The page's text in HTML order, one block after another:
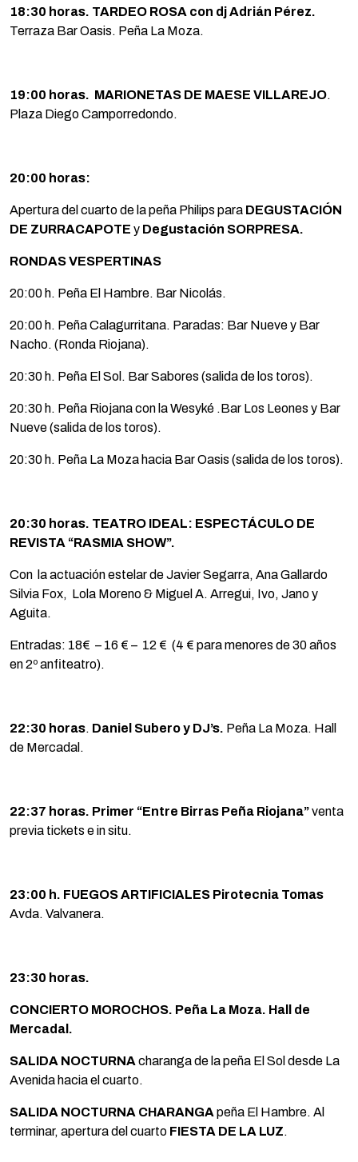
18:30 horas. TARDEO ROSA con dj Adrián Pérez.
Terraza Bar Oasis. Peña La Moza.
19:00 horas. MARIONETAS DE MAESE VILLAREJO.
Plaza Diego Camporredondo.
20:00 horas:
Apertura del cuarto de la peña Philips para DEGUSTACIÓN
DE ZURRACAPOTE y Degustación SORPRESA.
RONDAS VESPERTINAS
20:00 h. Peña El Hambre. Bar Nicolás.
20:00 h. Peña Calagurritana. Paradas: Bar Nueve y Bar
Nacho. (Ronda Riojana).
20:30 h. Peña El Sol. Bar Sabores (salida de los toros).
20:30 h. Peña Riojana con la Wesyké .Bar Los Leones y Bar
Nueve (salida de los toros).
20:30 h. Peña La Moza hacia Bar Oasis (salida de los toros).
20:30 horas. TEATRO IDEAL: ESPECTÁCULO DE
REVISTA “RASMIA SHOW”.
Con la actuación estelar de Javier Segarra, Ana Gallardo
Silvia Fox, Lola Moreno & Miguel A. Arregui, Ivo, Jano y
Aguita.
Entradas: 18€ – 16 € – 12 € (4 € para menores de 30 años
en 2º anfiteatro).
22:30 horas. Daniel Subero y DJ’s. Peña La Moza. Hall
de Mercadal.
22:37 horas. Primer “Entre Birras Peña Riojana”venta
previa tickets e in situ.
23:00 h. FUEGOS ARTIFICIALES Pirotecnia Tomas
Avda. Valvanera.
23:30 horas.
CONCIERTO MOROCHOS. Peña La Moza. Hall de
Mercadal.
SALIDA NOCTURNA charanga de la peña El Sol desde La
Avenida hacia el cuarto.
SALIDA NOCTURNA CHARANGA peña El Hambre. Al
terminar, apertura del cuarto FIESTA DE LA LUZ.